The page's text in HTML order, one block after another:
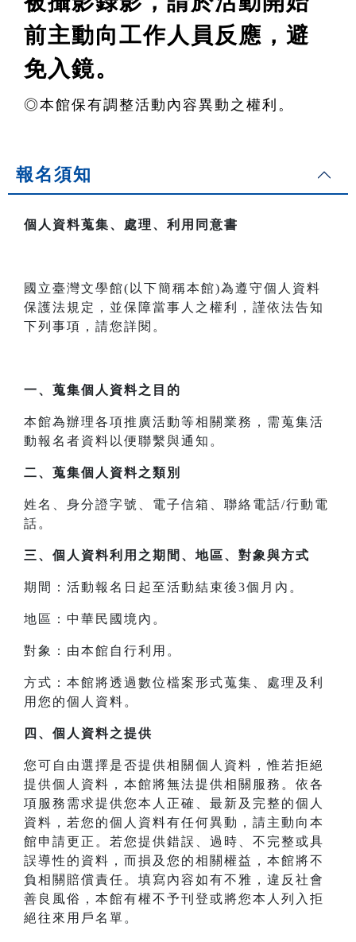
前主動向工作人員反應，避
免入鏡。
◎本館保有調整活動內容異動之權利。
報名須知
個人資料蒐集、處理、利用同意書
國立臺灣文學館(以下簡稱本館)為遵守個人資料
保護法規定，並保障當事人之權利，謹依法告知
下列事項，請您詳閱。
一、 蒐集個人資料之目的
本館為辦理各項推廣活動等相關業務，需蒐集活
動報名者資料以便聯繫與通知。
二、 蒐集個人資料之類別
姓名、身分證字號、電子信箱、聯絡電話/行動電
話。
三、 個人資料利用之期間、地區、對象與方式
期間：活動報名日起至活動結束後3個月內。
地區：中華民國境內。
對象：由本館自行利用。
方式：本館將透過數位檔案形式蒐集、處理及利
用您的個人資料。
四、 個人資料之提供
您可自由選擇是否提供相關個人資料，惟若拒絕
提供個人資料，本館將無法提供相關服務。依各
項服務需求提供您本人正確、最新及完整的個人
資料，若您的個人資料有任何異動，請主動向本
館申請更正。若您提供錯誤、過時、不完整或具
誤導性的資料，而損及您的相關權益，本館將不
負相關賠償責任。填寫內容如有不雅，違反社會
善良風俗，本館有權不予刊登或將您本人列入拒
絕往來用戶名單。